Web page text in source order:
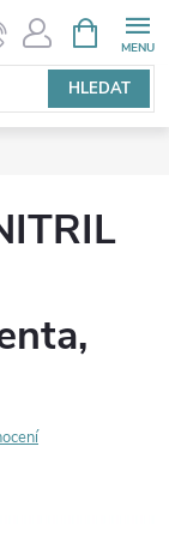
HLEDAT
NÁKUPNÍ
KOŠÍK